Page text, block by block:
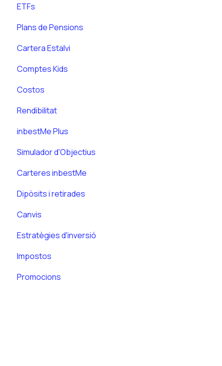
ETFs
Plans de Pensions
Cartera Estalvi
Comptes Kids
Costos
Rendibilitat
inbestMe Plus
Simulador d'Objectius
Carteres inbestMe
Dipòsits i retirades
Canvis
Estratègies d'inversió
Impostos
Promocions